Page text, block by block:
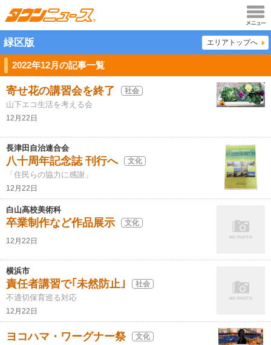
メニュ
ー
緑区版 エリアトップへ
2022年12月の記事一覧
寄せ花の講習会を終了 社会
山下エコ生活を考える会
12月22日
長津田自治連合会
八十周年記念誌 刊行へ 文化
「住民らの協力に感謝」
12月22日
白山高校美術科
卒業制作など作品展示 文化
12月22日
横浜市
責任者講習で｢未然防止｣ 社会
不適切保育巡る対応
12月22日
ヨコハマ・ワーグナー祭 文化